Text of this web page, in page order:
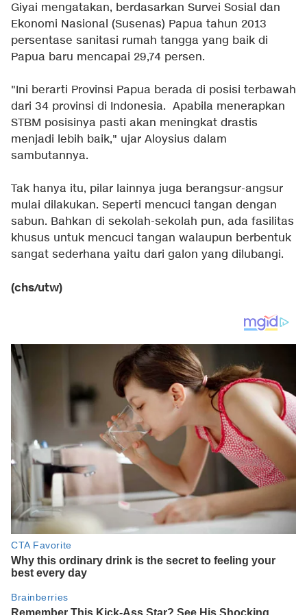
Giyai mengatakan, berdasarkan Survei Sosial dan
Ekonomi Nasional (Susenas) Papua tahun 2013
persentase sanitasi rumah tangga yang baik di
Papua baru mencapai 29,74 persen.
"Ini berarti Provinsi Papua berada di posisi terbawah
dari 34 provinsi di Indonesia. Apabila menerapkan
STBM posisinya pasti akan meningkat drastis
menjadi lebih baik," ujar Aloysius dalam
sambutannya.
Tak hanya itu, pilar lainnya juga berangsur-angsur
mulai dilakukan. Seperti mencuci tangan dengan
sabun. Bahkan di sekolah-sekolah pun, ada fasilitas
khusus untuk mencuci tangan walaupun berbentuk
sangat sederhana yaitu dari galon yang dilubangi.
(chs/utw)